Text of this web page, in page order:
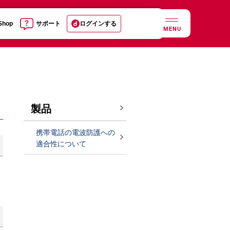
サポート ログインする
MENU
製品
携帯電話の電波防護への
適合性について